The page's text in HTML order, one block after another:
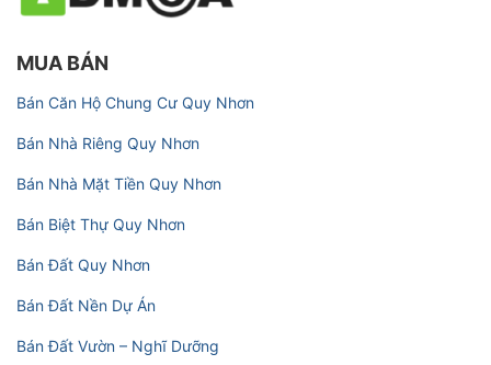
MUA BÁN
Bán Căn Hộ Chung Cư Quy Nhơn
Bán Nhà Riêng Quy Nhơn
Bán Nhà Mặt Tiền Quy Nhơn
Bán Biệt Thự Quy Nhơn
Bán Đất Quy Nhơn
Bán Đất Nền Dự Án
Bán Đất Vườn – Nghĩ Dưỡng